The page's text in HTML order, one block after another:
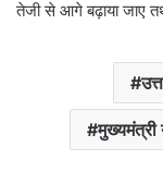
तेजी से आगे बढ़ाया जाए
मुख्यमंत्री